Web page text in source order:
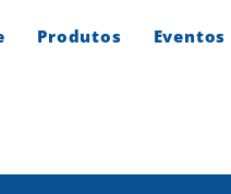
Produtos Eventos